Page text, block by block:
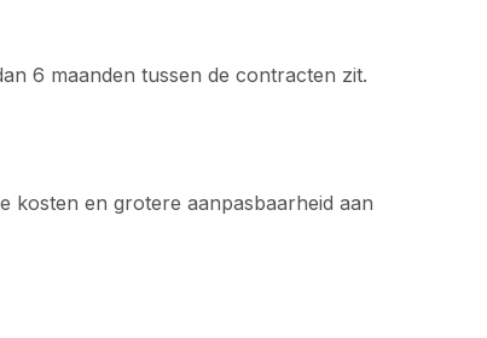
6 maanden tussen de contracten zit.
kosten en grotere aanpasbaarheid aan